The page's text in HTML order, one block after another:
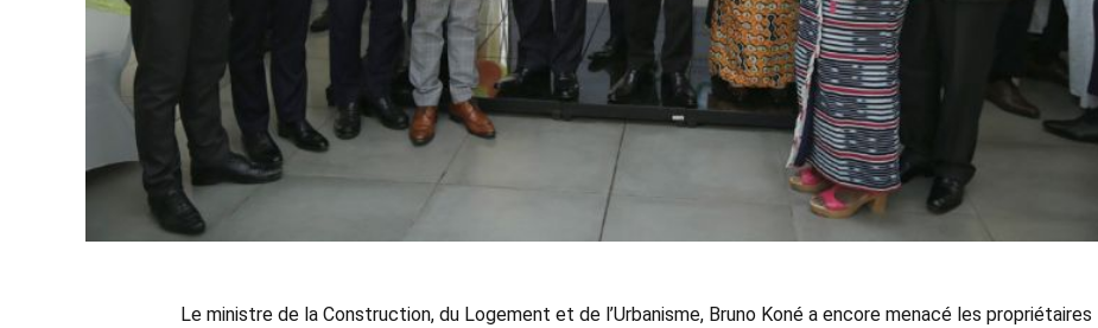
Le ministre de la Construction, du Logement et de l’Urbanisme, Bruno Koné a encore menacé les propriétaires